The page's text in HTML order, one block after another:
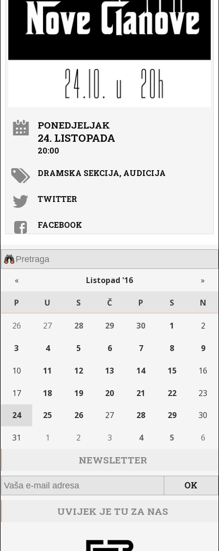
PONEDJELJAK
24. LISTOPADA
20:00
DRAMSKA SEKCIJA, AUDICIJA
TWITTER
FACEBOOK
« Listopad '16 »
P U S Č P S N
26 27 28 29 30 1 2
3 4 5 6 7 8 9
10 11 12 13 14 15 16
17 18 19 20 21 22 23
24 25 26 27 28 29 30
31 1 2 3 4 5 6
NEWSLETTER
UVIJEK JE TU ZA NAS